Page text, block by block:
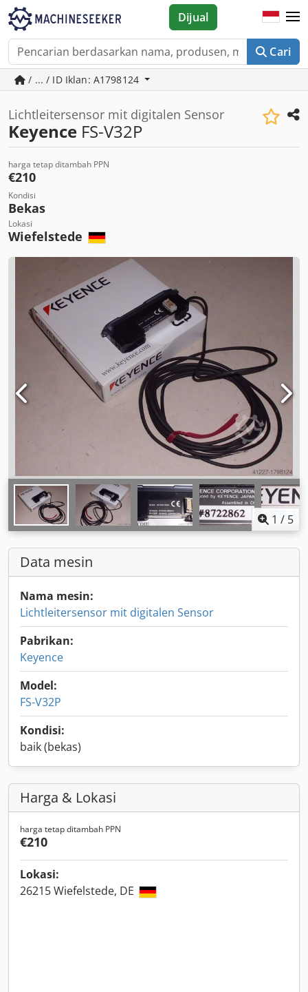
Cari
Dijual
/ ... / ID Iklan: A1798124
Lichtleitersensor mit digitalen Sensor
Keyence FS-V32P
harga tetap ditambah PPN
€210
Kondisi
Bekas
Lokasi
Wiefelstede
1 / 5
Data mesin
Nama mesin:
Lichtleitersensor mit digitalen Sensor
Pabrikan:
Keyence
Model:
FS-V32P
Kondisi:
baik (bekas)
Harga & Lokasi
harga tetap ditambah PPN
€210
Lokasi:
26215 Wiefelstede, DE